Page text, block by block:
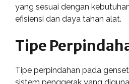
yang sesuai dengan
efisiensi dan daya tahan alat.
Tipe
Tipe perpindahan pada